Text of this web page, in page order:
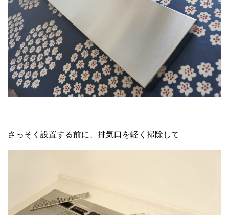
さっそく設置する前に、排気口を軽く掃除して